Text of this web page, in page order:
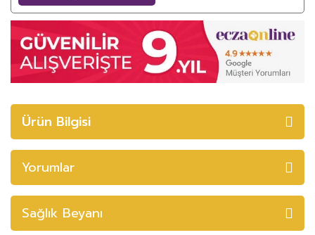
Ürün Bilgisi
Yorumlar
Sağlık Beyanı